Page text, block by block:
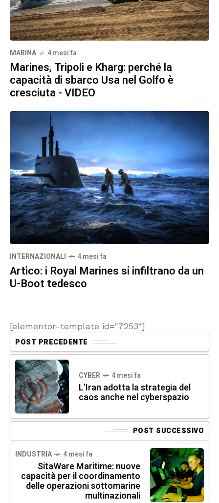
MARINA 4 mesi fa
Marines, Tripoli e Kharg: perché la
capacità di sbarco Usa nel Golfo è
cresciuta - VIDEO
INTERNAZIONALI 4 mesi fa
Artico: i Royal Marines si infiltrano da un
U-Boot tedesco
[elementor-template id="7253"]
POST PRECEDENTE
CYBER 4 mesi fa
L’Iran adotta la strategia del
caos anche nel cyberspazio
POST SUCCESSIVO
INDUSTRIA 4 mesi fa
SitaWare Maritime: nuove
capacità per il coordinamento
delle operazioni sottomarine
multinazionali